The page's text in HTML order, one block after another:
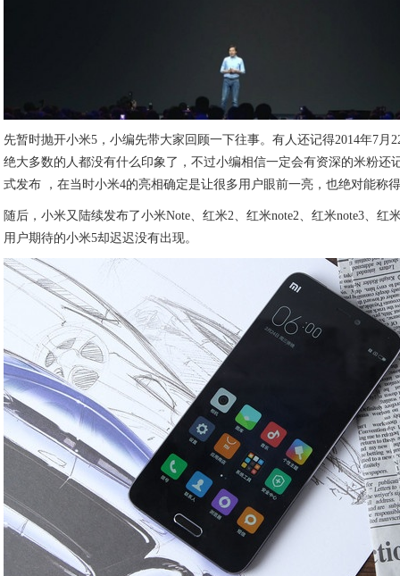
先暂时抛开小米5，小编先带大家回顾一下往事。有人还记得2014年7月
绝大多数的人都没有什么印象了，不过小编相信一定会有资深的米粉还
式发布 ，在当时小米4的亮相确定是让很多用户眼前一亮，也绝对能称
随后，小米又陆续发布了小米Note、红米2、红米note2、红米note3、红
用户期待的小米5却迟迟没有出现。